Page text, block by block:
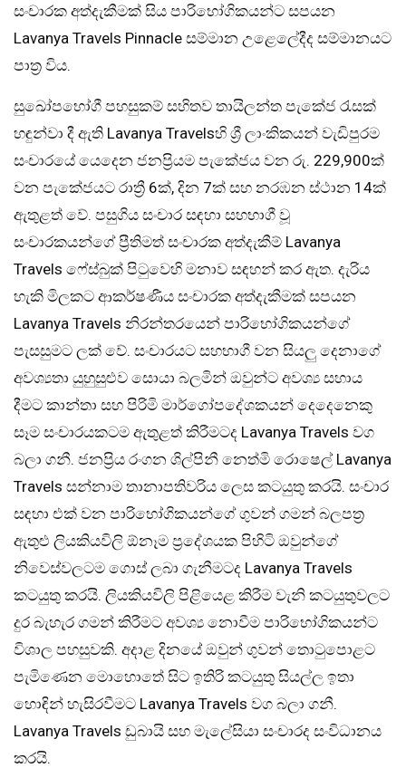
සංචාරක අත්දැකීමක් සිය පාරිභෝගිකයන්ට සපයන
Lavanya Travels Pinnacle සම්මාන උළෙලේදීද සම්මානයට
පාත්‍ර විය.
සුඛෝපභෝගී පහසුකම් සහිතව තායිලන්ත පැකේජ රැසක්
හඳුන්වා දී ඇති Lavanya Travelsහි ශ්‍රී ලාංකිකයන් වැඩිපුරම
සංචාරයේ යෙදෙන ජනප්‍රියම පැකේජය වන රු. 229,900ක්
වන පැකේජයට රාත්‍රී 6ක්, දින 7ක් සහ නරඹන ස්ථාන 14ක්
ඇතුළත් වේ. පසුගිය සංචාර සඳහා සහභාගී වූ
සංචාරකයන්ගේ ප්‍රීතිමත් සංචාරක අත්දැකීම් Lavanya
Travels ෆේස්බුක් පිටුවෙහි මනාව සඳහන් කර ඇත. දැරිය
හැකි මිලකට ආකර්ෂණීය සංචාරක අත්දැකීමක් සපයන
Lavanya Travels නිරන්තරයෙන් පාරිභෝගිකයන්ගේ
පැසසුමට ලක් වේ. සංචාරයට සහභාගී වන සියලු දෙනාගේ
අවශ්‍යතා යුහුසුළුව සොයා බලමින් ඔවුන්ට අවශ්‍ය සහාය
දීමට කාන්තා සහ පිරිමි මාර්ගෝපදේශකයන් දෙදෙනෙකු
සෑම සංචාරයකටම ඇතුළත් කිරීමටද Lavanya Travels වග
බලා ගනී. ජනප්‍රිය රංගන ශිල්පිනී නෙත්මි රොෂෙල් Lavanya
Travels සන්නාම තානාපතිවරිය ලෙස කටයුතු කරයි. සංචාර
සඳහා එක් වන පාරිභෝගිකයන්ගේ ගුවන් ගමන් බලපත්‍ර
ඇතුළු ලියකියවිලි ඕනෑම ප්‍රදේශයක පිහිටි ඔවුන්ගේ
නිවෙස්වලටම ගොස් ලබා ගැනීමටද Lavanya Travels
කටයුතු කරයි. ලියකියවිලි පිළියෙළ කිරීම වැනි කටයුතුවල‌ට
දුර බැහැර ගමන් කිරීමට අවශ්‍ය නොවීම පාරිභෝගිකයන්ට
විශාල පහසුවකි. අදාළ දිනයේ ඔවුන් ගුවන් තොටුපොළට
පැමිණෙන මොහොතේ සිට ඉතිරි කටයුතු සියල්ල ඉතා
හොඳින් හැසිරවීමට Lavanya Travels වග බලා ගනී.
Lavanya Travels ඩුබායි සහ මැලේසියා සංචාරද සංවිධානය
කරයි.